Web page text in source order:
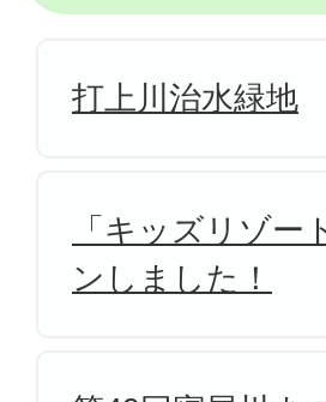
打上川治水緑地
「キッズリゾ
ンしました！